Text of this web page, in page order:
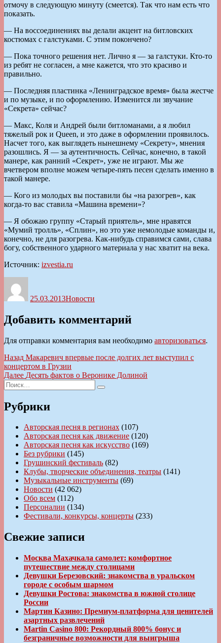
отмочу в следующую минуту (смеется). Так что нам есть что
показать.
— На воссоединениях вы делали акцент на битловских
костюмах с галстуками. С этим покончено?
— Пока точного решения нет. Лично я — за галстуки. Кто-то
из ребят не согласен, а мне кажется, что это красиво и
правильно.
— Последняя пластинка «Ленинградское время» была жестче
и по музыке, и по оформлению. Изменится ли звучание
«Секрета» сейчас?
— Макс, Коля и Андрей были битломанами, а я любил
тяжелый рок и Queen, и это даже в оформлении проявилось.
Насчет того, как выглядеть нынешнему «Секрету», мнения
разошлись. Я — за аутентичность. Сейчас, конечно, в такой
манере, как ранний «Секрет», уже не играют. Мы же
вчетвером вполне можем четыре-пять песен сделать именно в
такой манере.
— Кого из молодых вы поставили бы «на разогрев», как
когда-то вас ставила «Машина времени»?
— Я обожаю группу «Старый приятель», мне нравятся
«Мумий тролль», «Сплин», но это уже немолодые команды и,
конечно, не для разогрева. Как-нибудь справимся сами, слава
богу, собственного ударного материала у нас хватит на века.
Источник: izvestia.ru
25.03.2013Новости
Добавить комментарий
Для отправки комментария вам необходимо авторизоваться.
Навигация
по
записям
Назад Предыдущая
запись:
Макаревич впервые после долгих лет выступил с
концертом в Грузии
Далее Следующая
Десять фактов о Веронике Долиной
Искать:
Поиск
Рубрики
Авторская песня в регионах (107)
Авторская песня как движение (120)
Авторская песня как искусство (169)
Без рубрики (145)
Грушинский фестиваль (82)
Клубы, творческие объединения, театры (141)
Музыкальные инструменты (69)
Новости (42 062)
Обо всем (112)
Персоналии (134)
Фестивали, конкурсы, концерты (233)
Свежие записи
Москва Махачкала самолет: комфортное
путешествие между столицами
Девушки Березовский: знакомства в уральском
городе с особым шармом
Девушки Ростова: знакомства в южной столице
России
Мартин Казино: Премиум-платформа для ценителей
азартных развлечений
Martin Casino 800: Рекордный 800% бонус и
безграничные возможности для выигрыша